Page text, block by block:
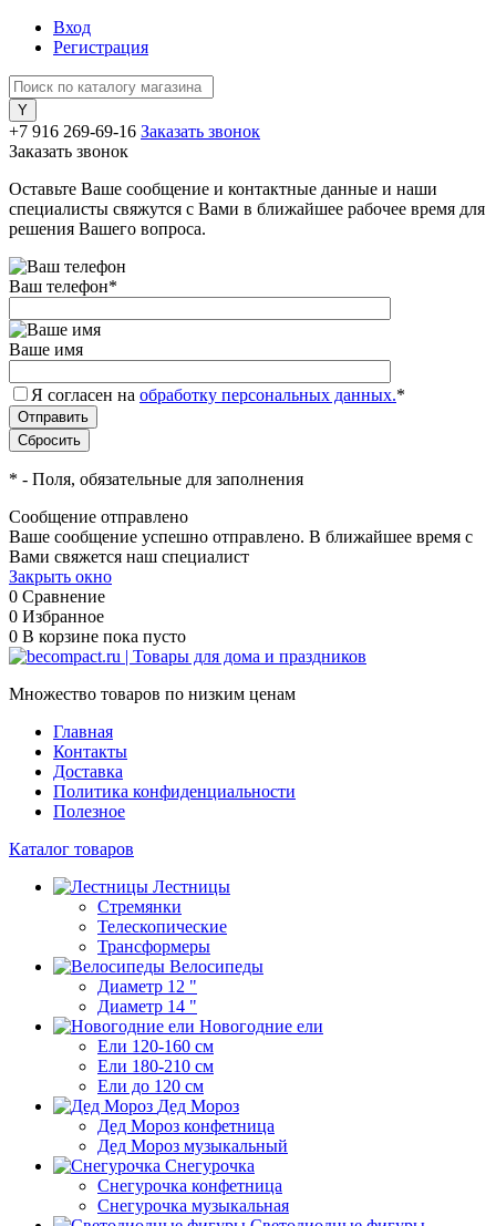
Вход
Регистрация
+7 916 269-69-16 Заказать звонок
Заказать звонок
Оставьте Ваше сообщение и контактные данные и наши
специалисты свяжутся с Вами в ближайшее рабочее время для
решения Вашего вопроса.
Ваш телефон*
Ваше имя
Я согласен на обработку персональных данных.*
* - Поля, обязательные для заполнения
Сообщение отправлено
Ваше сообщение успешно отправлено. В ближайшее время с
Вами свяжется наш специалист
Закрыть окно
0 Сравнение
0 Избранное
0 В корзине пока пусто
Множество товаров по низким ценам
Главная
Контакты
Доставка
Политика конфиденциальности
Полезное
Каталог товаров
Лестницы
Стремянки
Телескопические
Трансформеры
Велосипеды
Диаметр 12 "
Диаметр 14 "
Новогодние ели
Ели 120-160 см
Ели 180-210 см
Ели до 120 см
Дед Мороз
Дед Мороз конфетница
Дед Мороз музыкальный
Снегурочка
Снегурочка конфетница
Снегурочка музыкальная